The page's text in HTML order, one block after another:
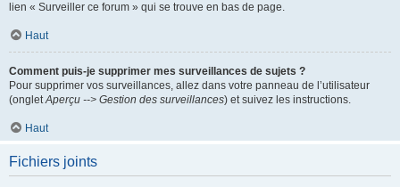
lien « Surveiller ce forum » qui se trouve en bas de page.
Haut
Comment puis-je supprimer mes surveillances de sujets ?
Pour supprimer vos surveillances, allez dans votre panneau de l’utilisateur
(ongletAperçu --> Gestion des surveillances) et suivez les instructions.
Haut
Fichiers joints